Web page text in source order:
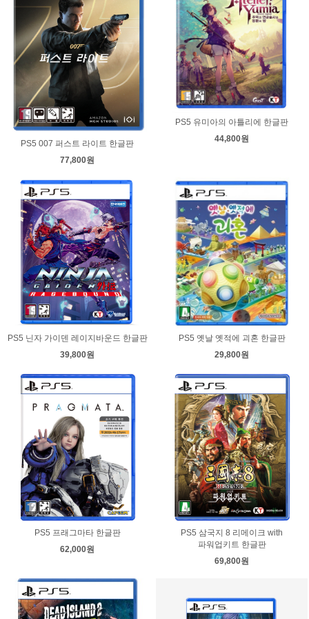
PS5 007 퍼스트 라이트 한글판
77,800원
PS5 유미아의 아틀리에 한글판
44,800원
PS5 닌자 가이덴 레이지바운드 한글판
39,800원
PS5 옛날 옛적에 괴혼 한글판
29,800원
PS5 프래그마타 한글판
62,000원
PS5 삼국지 8 리메이크 with
파워업키트 한글판
69,800원